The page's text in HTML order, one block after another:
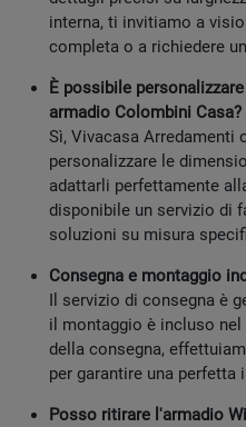
interna, ti invitiamo a
completa o a richiedere
È possibile
armadio Colombini Casa?
Sì, Vivacasa Arredamenti
personalizzare le
adattarli perfettamente
disponibile un servizio di
soluzioni su misura
Consegna e montaggio
Il servizio di consegna è
il montaggio è incluso
della consegna,
per garantire una perfetta
Posso ritirare l'armadio